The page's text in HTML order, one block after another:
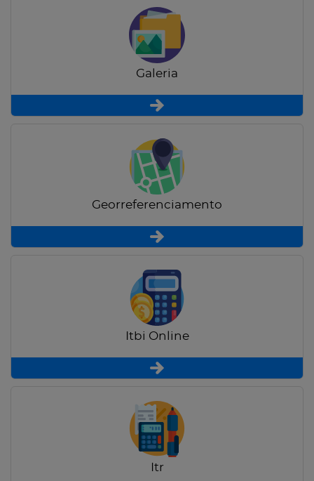
Galeria
Georreferenciamento
Itbi Online
Itr